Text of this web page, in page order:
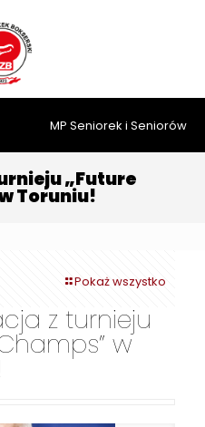
MP Seniorek i Seniorów
„Future
Toruniu!
Pokaż wszystko
z turnieju
w